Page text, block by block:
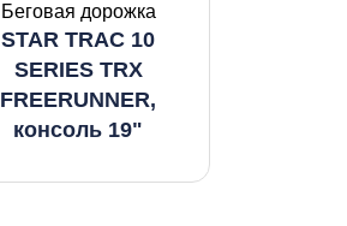
Беговая дорожка
STAR TRAC 10
SERIES TRX
FREERUNNER,
консоль 19"